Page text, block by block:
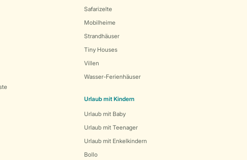
Safarizelte
Mobilheime
Strandhäuser
Tiny Houses
Villen
Wasser-Ferienhäuser
Urlaub mit Kindern
Urlaub mit Baby
Urlaub mit Teenager
Urlaub mit Enkelkindern
Bollo